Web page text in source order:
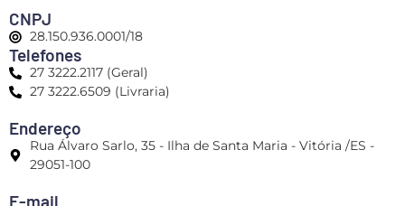
CNPJ
28.150.936.0001/18
Telefones
27 3222.2117 (Geral)
27 3222.6509 (Livraria)
Endereço
Rua Álvaro Sarlo, 35 - Ilha de Santa Maria - Vitória /ES -
29051-100
E-mail